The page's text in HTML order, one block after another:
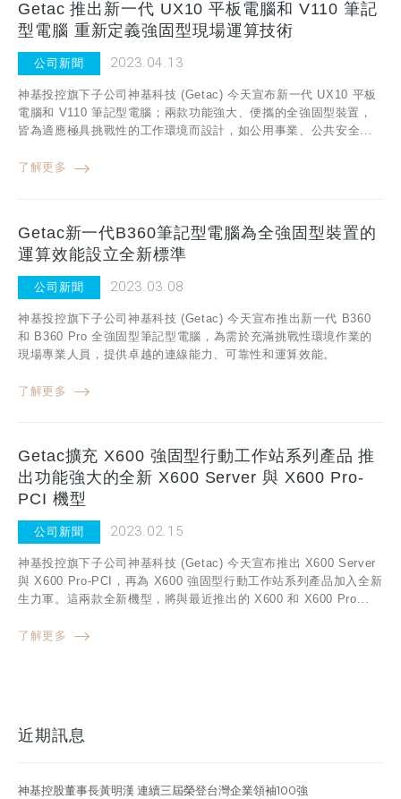
Getac 推出新一代 UX10 平板電腦和 V110 筆記
型電腦 重新定義強固型現場運算技術
公司新聞 2023.04.13
神基投控旗下子公司神基科技 (Getac) 今天宣布新一代 UX10 平板
電腦和 V110 筆記型電腦；兩款功能強大、便攜的全強固型裝置，
皆為適應極具挑戰性的工作環境而設計，如公用事業、公共安全...
了解更多
Getac新一代B360筆記型電腦為全強固型裝置的
運算效能設立全新標準
公司新聞 2023.03.08
神基投控旗下子公司神基科技 (Getac) 今天宣布推出新一代 B360
和 B360 Pro 全強固型筆記型電腦，為需於充滿挑戰性環境作業的
現場專業人員，提供卓越的連線能力、可靠性和運算效能。
了解更多
Getac擴充 X600 強固型行動工作站系列產品 推
出功能強大的全新 X600 Server 與 X600 Pro-
PCI 機型
公司新聞 2023.02.15
神基投控旗下子公司神基科技 (Getac) 今天宣布推出 X600 Server
與 X600 Pro-PCI，再為 X600 強固型行動工作站系列產品加入全新
生力軍。這兩款全新機型，將與最近推出的 X600 和 X600 Pro...
了解更多
近期訊息
神基控股董事長黃明漢 連續三屆榮登台灣企業領袖100強